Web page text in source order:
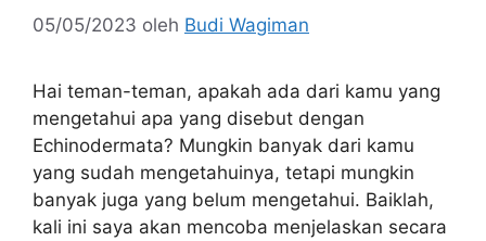
05/05/2023 oleh Budi Wagiman
Hai teman-teman, apakah ada dari kamu yang
mengetahui apa yang disebut dengan
Echinodermata? Mungkin banyak dari kamu
yang sudah mengetahuinya, tetapi mungkin
banyak juga yang belum mengetahui. Baiklah,
kali ini saya akan mencoba menjelaskan secara